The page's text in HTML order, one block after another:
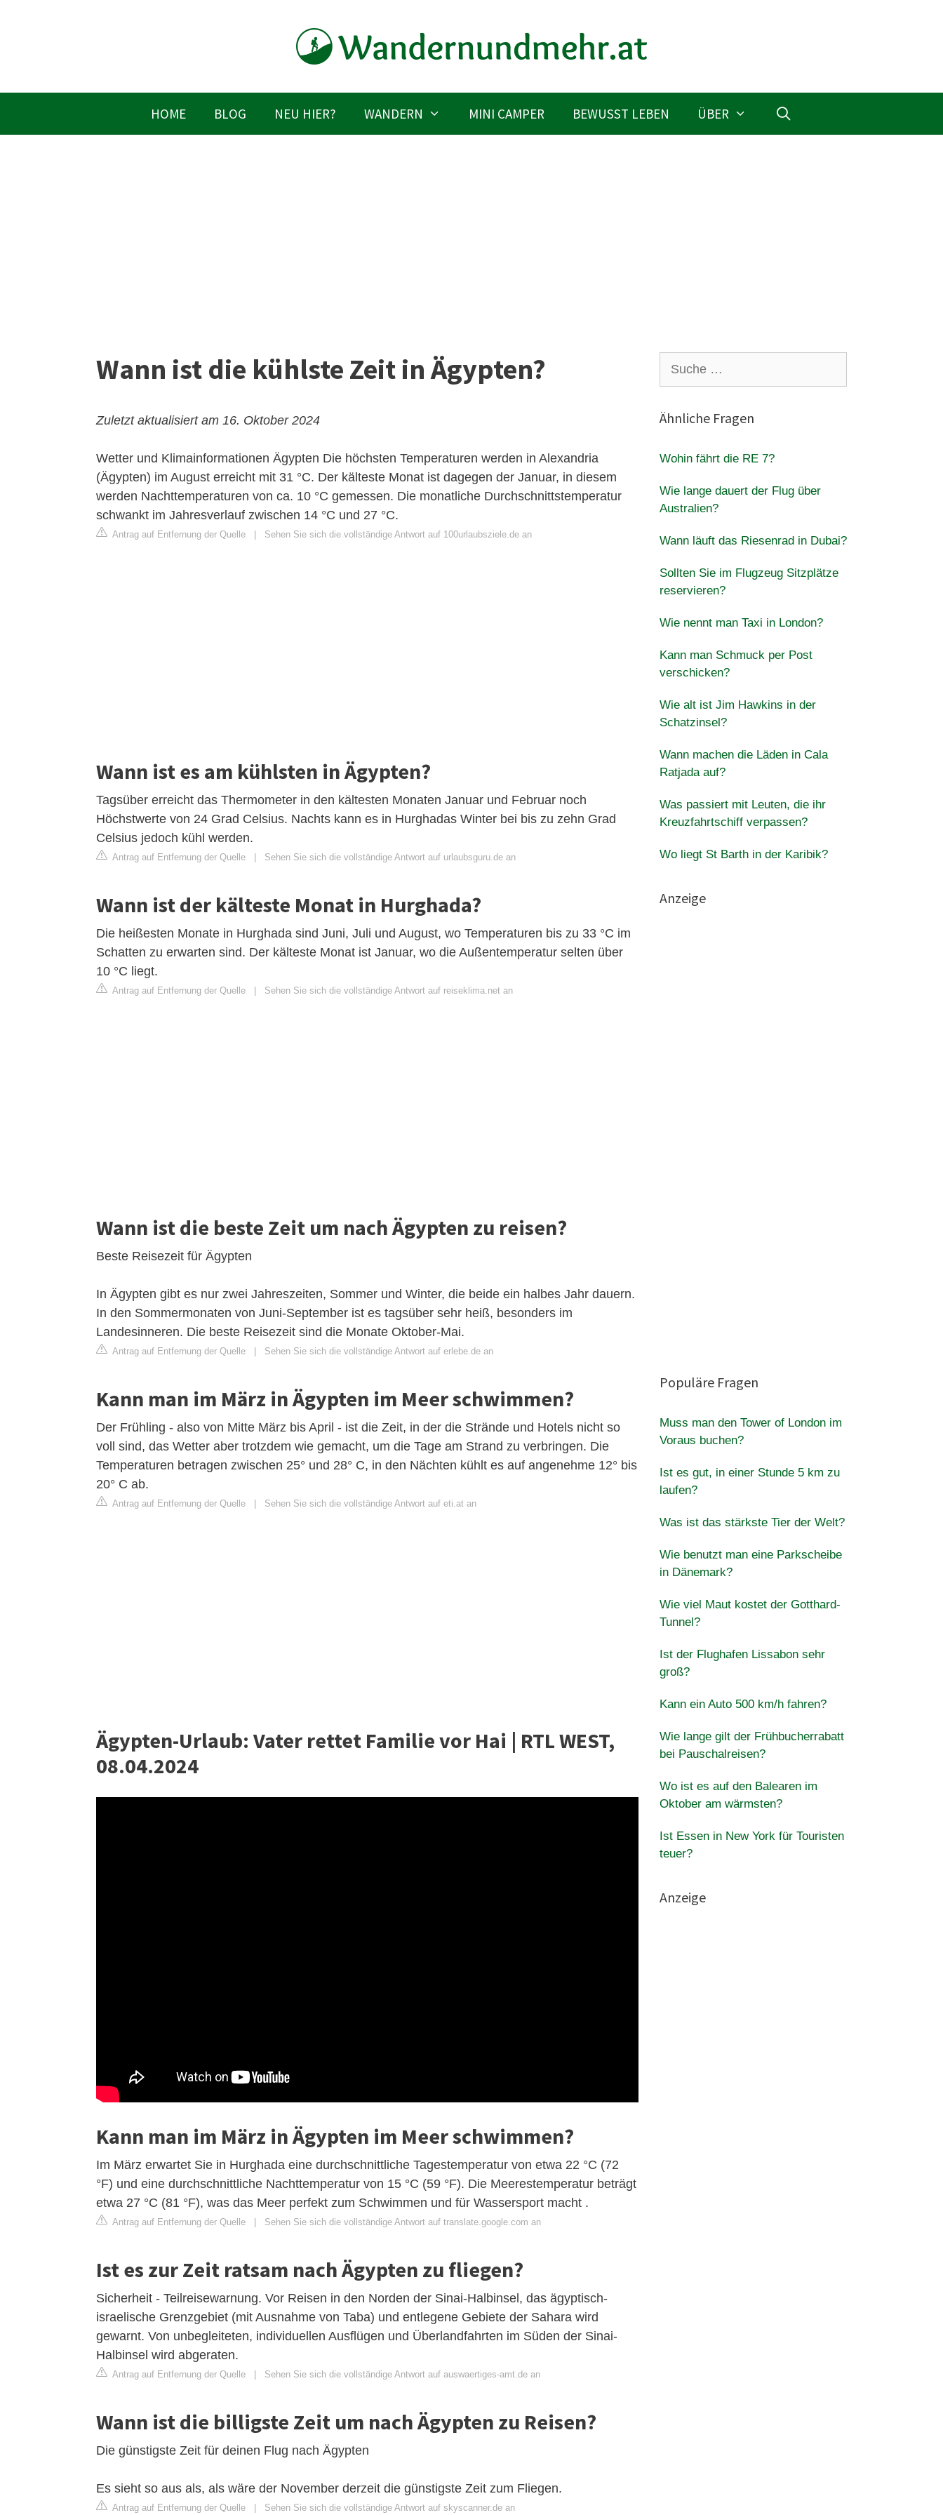
HOME BLOG NEU HIER? WANDERN MINI CAMPER BEWUSST LEBEN ÜBER
Wann ist die kühlste Zeit in Ägypten?
Zuletzt aktualisiert am 16. Oktober 2024
Wetter und Klimainformationen Ägypten Die höchsten Temperaturen werden in Alexandria
(Ägypten) im August erreicht mit 31 °C. Der kälteste Monat ist dagegen der Januar, in diesem
werden Nachttemperaturen von ca. 10 °C gemessen. Die monatliche Durchschnittstemperatur
schwankt im Jahresverlauf zwischen 14 °C und 27 °C.
Antrag auf Entfernung der Quelle Sehen Sie sich die vollständige Antwort auf 100urlaubsziele.de an
Wann ist es am kühlsten in Ägypten?
Tagsüber erreicht das Thermometer in den kältesten Monaten Januar und Februar noch
Höchstwerte von 24 Grad Celsius. Nachts kann es in Hurghadas Winter bei bis zu zehn Grad
Celsius jedoch kühl werden.
Antrag auf Entfernung der Quelle Sehen Sie sich die vollständige Antwort auf urlaubsguru.de an
Wann ist der kälteste Monat in Hurghada?
Die heißesten Monate in Hurghada sind Juni, Juli und August, wo Temperaturen bis zu 33 °C im
Schatten zu erwarten sind. Der kälteste Monat ist Januar, wo die Außentemperatur selten über
10 °C liegt.
Antrag auf Entfernung der Quelle Sehen Sie sich die vollständige Antwort auf reiseklima.net an
Wann ist die beste Zeit um nach Ägypten zu reisen?
Beste Reisezeit für Ägypten
In Ägypten gibt es nur zwei Jahreszeiten, Sommer und Winter, die beide ein halbes Jahr dauern.
In den Sommermonaten von Juni-September ist es tagsüber sehr heiß, besonders im
Landesinneren. Die beste Reisezeit sind die Monate Oktober-Mai.
Antrag auf Entfernung der Quelle Sehen Sie sich die vollständige Antwort auf erlebe.de an
Kann man im März in Ägypten im Meer schwimmen?
Der Frühling - also von Mitte März bis April - ist die Zeit, in der die Strände und Hotels nicht so
voll sind, das Wetter aber trotzdem wie gemacht, um die Tage am Strand zu verbringen. Die
Temperaturen betragen zwischen 25° und 28° C, in den Nächten kühlt es auf angenehme 12° bis
20° C ab.
Antrag auf Entfernung der Quelle Sehen Sie sich die vollständige Antwort auf eti.at an
Ägypten-Urlaub: Vater rettet Familie vor Hai | RTL WEST,
08.04.2024
Kann man im März in Ägypten im Meer schwimmen?
Im März erwartet Sie in Hurghada eine durchschnittliche Tagestemperatur von etwa 22 °C (72
°F) und eine durchschnittliche Nachttemperatur von 15 °C (59 °F). Die Meerestemperatur beträgt
etwa 27 °C (81 °F), was das Meer perfekt zum Schwimmen und für Wassersport macht .
Antrag auf Entfernung der Quelle | Sehen Sie sich die vollständige Antwort auf translate.google.com an
Ist es zur Zeit ratsam nach Ägypten zu fliegen?
Sicherheit - Teilreisewarnung. Vor Reisen in den Norden der Sinai-Halbinsel, das ägyptisch-
israelische Grenzgebiet (mit Ausnahme von Taba) und entlegene Gebiete der Sahara wird
gewarnt. Von unbegleiteten, individuellen Ausflügen und Überlandfahrten im Süden der Sinai-
Halbinsel wird abgeraten.
Antrag auf Entfernung der Quelle | Sehen Sie sich die vollständige Antwort auf auswaertiges-amt.de an
Wann ist die billigste Zeit um nach Ägypten zu Reisen?
Die günstigste Zeit für deinen Flug nach Ägypten
Es sieht so aus als, als wäre der November derzeit die günstigste Zeit zum Fliegen.
Antrag auf Entfernung der Quelle | Sehen Sie sich die vollständige Antwort auf skyscanner.de an
nach:
Ähnliche Fragen
Wohin fährt die RE 7?
Wie lange dauert der Flug über
Australien?
Wann läuft das Riesenrad in Dubai?
Sollten Sie im Flugzeug Sitzplätze
reservieren?
Wie nennt man Taxi in London?
Kann man Schmuck per Post
verschicken?
Wie alt ist Jim Hawkins in der
Schatzinsel?
Wann machen die Läden in Cala
Ratjada auf?
Was passiert mit Leuten, die ihr
Kreuzfahrtschiff verpassen?
Wo liegt St Barth in der Karibik?
Anzeige
Populäre Fragen
Muss man den Tower of London im
Voraus buchen?
Ist es gut, in einer Stunde 5 km zu
laufen?
Was ist das stärkste Tier der Welt?
Wie benutzt man eine Parkscheibe
in Dänemark?
Wie viel Maut kostet der Gotthard-
Tunnel?
Ist der Flughafen Lissabon sehr
groß?
Kann ein Auto 500 km/h fahren?
Wie lange gilt der Frühbucherrabatt
bei Pauschalreisen?
Wo ist es auf den Balearen im
Oktober am wärmsten?
Ist Essen in New York für Touristen
teuer?
Anzeige